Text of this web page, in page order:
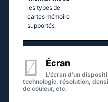
les types de
cartes mémoire
supportés.
Écran
L'écran d'un
technologie, résolution,
de couleur, etc.